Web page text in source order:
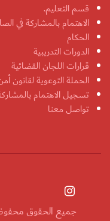
قسم التعليم.
الاهتمام بالمشاركة في
الحكام
الدورات التدريبية
قرارات اللجان القضائية
الحملة التوعوية لقانون
تسجيل الاهتمام
تواصل معنا
جميع الحقوق محفوظة